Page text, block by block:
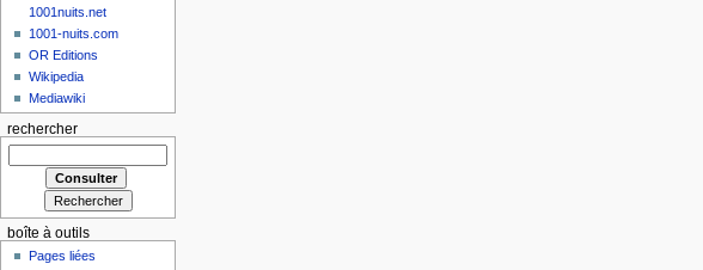
1001nuits.net
1001-nuits.com
OR Editions
Wikipedia
Mediawiki
rechercher
boîte à outils
Pages liées